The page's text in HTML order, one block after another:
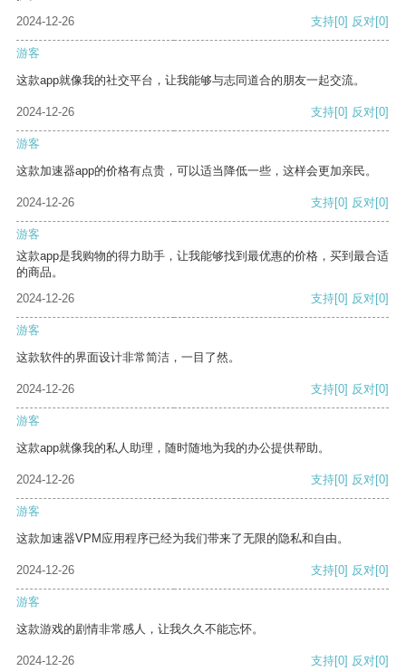
2024-12-26
支持[0] 反对[0]
游客
这款app就像我的社交平台，让我能够与志同道合的朋友一起交流。
2024-12-26 支持[0] 反对[0]
游客
这款加速器app的价格有点贵，可以适当降低一些，这样会更加亲民。
2024-12-26 支持[0] 反对[0]
游客
这款app是我购物的得力助手，让我能够找到最优惠的价格，买到最合适
的商品。
2024-12-26
支持[0] 反对[0]
游客
这款软件的界面设计非常简洁，一目了然。
2024-12-26 支持[0] 反对[0]
游客
这款app就像我的私人助理，随时随地为我的办公提供帮助。
2024-12-26 支持[0] 反对[0]
游客
这款加速器VPM应用程序已经为我们带来了无限的隐私和自由。
2024-12-26 支持[0] 反对[0]
游客
这款游戏的剧情非常感人，让我久久不能忘怀。
2024-12-26 支持[0] 反对[0]